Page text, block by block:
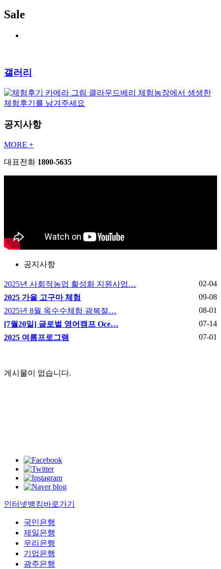
Sale
갤러리
클라우드베리 체험농장에서 생생한
체험후기를 남겨주세요
공지사항
MORE +
대표전화 1800-5635
공지사항
2025년 사회적농업 활성화 지원사업…
02-04
2025 가을 고구마 체험
09-08
2025년 8월 옥수수체험 광복절…
08-01
[7월20일] 글로벌 영어캠프 Oce…
07-14
2025 여름프로그램
07-01
게시물이 없습니다.
인터넷뱅킹바로가기
국민은행
제일은행
우리은행
기업은행
광주은행